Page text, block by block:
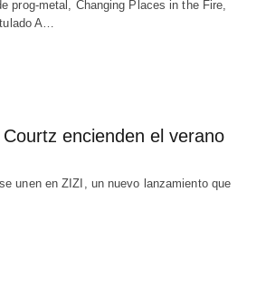
prog-metal, Changing Places in the Fire,
A…
encienden el verano
unen en ZIZI, un nuevo lanzamiento que